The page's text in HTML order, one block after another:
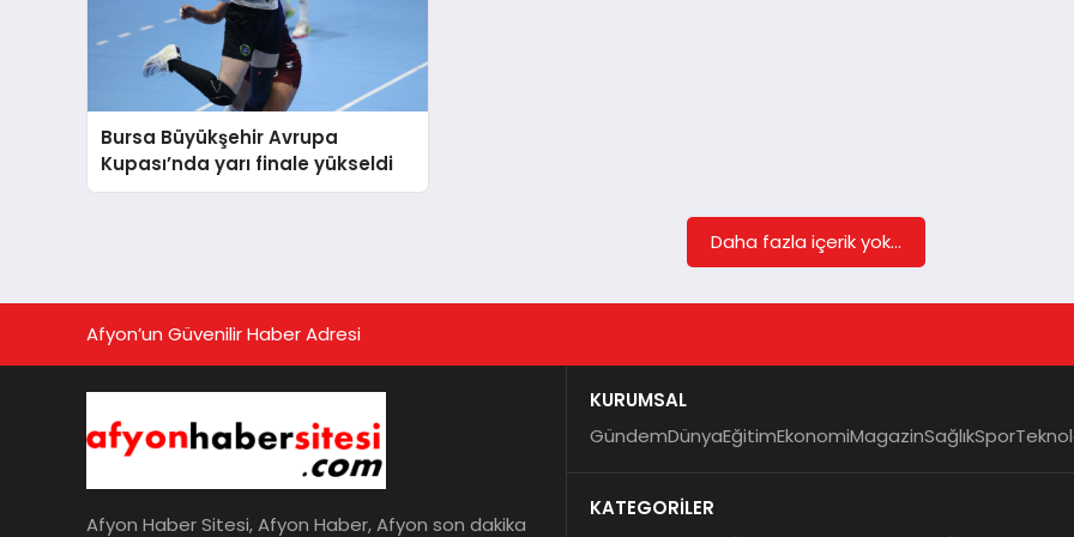
Bursa Büyükşehir Avrupa
Kupası’nda yarı finale yükseldi
Daha fazla içerik yok...
Afyon’un Güvenilir Haber Adresi
Afyon Haber Sitesi, Afyon Haber, Afyon son dakika
KURUMSAL
GündemDünyaEğitimEkonomiMagazinSağlıkSpor
KATEGORİLER